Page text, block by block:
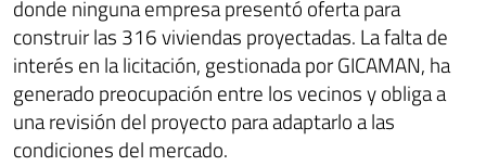
donde ninguna empresa presentó oferta para
construir las 316 viviendas proyectadas. La falta de
interés en la licitación, gestionada por GICAMAN, ha
generado preocupación entre los vecinos y obliga a
una revisión del proyecto para adaptarlo a las
condiciones del mercado.